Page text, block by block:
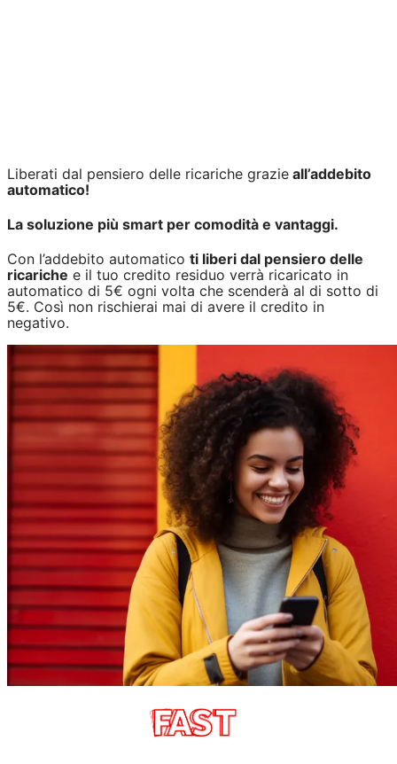
Liberati dal pensiero delle ricariche grazie all’addebito
automatico!
La soluzione più smart per comodità e vantaggi.
Con l’addebito automatico ti liberi dal pensiero delle
ricariche e il tuo credito residuo verrà ricaricato in
automatico di 5€ ogni volta che scenderà al di sotto di
5€. Così non rischierai mai di avere il credito in
negativo.